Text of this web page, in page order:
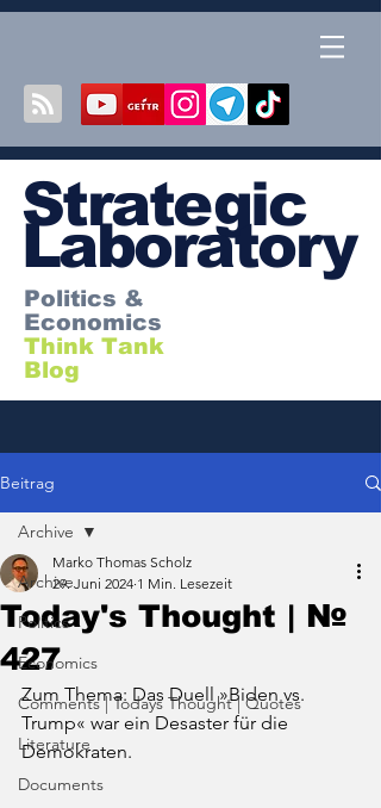
Strategic
Laboratory
Politics &
Economics
Think Tank
Blog
Beitrag
Archive
Politics
Economics
Comments | Todays Thought | Quotes
Literature
Documents
Archive
Today's Thought | №
427
Marko Thomas Scholz
29. Juni 2024 1 Min. Lesezeit
Zum Thema: Das Duell »Biden vs.
Trump« war ein Desaster für die
Demokraten.